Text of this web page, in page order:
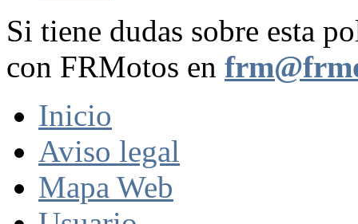
Si tiene dudas sobre esta
con FRMotos en
Inicio
Aviso legal
Mapa Web